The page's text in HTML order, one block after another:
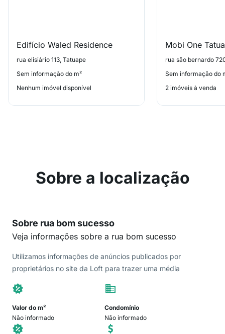
Edifício Waled Residence
rua elisiário 113, Tatuape
Sem informação do m²
Nenhum imóvel disponível
Mobi One
rua são bernardo
Sem informação do
2 imóveis à venda
Sobre a localização
Sobre rua bom sucesso
Veja informações sobre a rua bom sucesso
Utilizamos informações de anúncios publicados por
proprietários no site da Loft para trazer uma média
Valor do m²
Não informado
Condomínio
Não informado